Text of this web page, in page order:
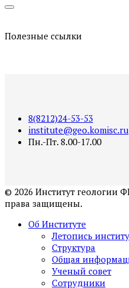
Полезные ссылки
8(8212)24-53-53
institute@geo.komisc.ru
Пн.-Пт. 8.00-17.00
© 2026 Институт геологии
права защищены.
Об Институте
Летопись
Структура
Общая
Ученый совет
Сотрудники